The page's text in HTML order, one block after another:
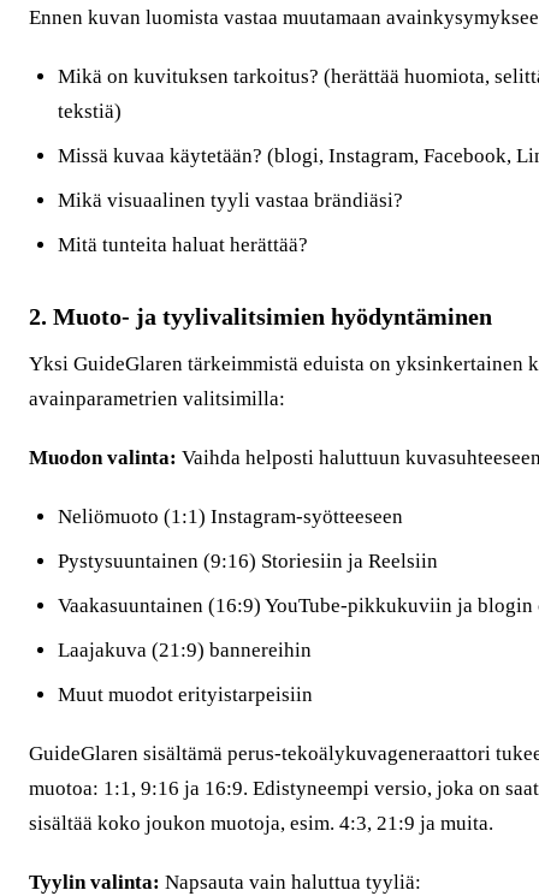
Ennen kuvan luomista vastaa muutamaan
Mikä on kuvituksen tarkoitus? (herättää huomiota,
tekstiä)
Missä kuvaa käytetään? (blogi, Instagram, Facebook,
Mikä visuaalinen tyyli vastaa brändiäsi?
Mitä tunteita haluat herättää?
2. Muoto- ja tyylivalitsimien hyödyntäminen
Yksi GuideGlaren tärkeimmistä eduista on yksinkertainen
avainparametrien valitsimilla:
Muodon valinta: Vaihda helposti haluttuun
Neliömuoto (1:1) Instagram-syötteeseen
Pystysuuntainen (9:16) Storiesiin ja Reelsiin
Vaakasuuntainen (16:9) YouTube-pikkukuviin ja
Laajakuva (21:9) bannereihin
Muut muodot erityistarpeisiin
GuideGlaren sisältämä perus-tekoälykuvageneraattori
muotoa: 1:1, 9:16 ja 16:9. Edistyneempi versio, joka on
sisältää koko joukon muotoja, esim. 4:3, 21:9 ja muita.
Tyylin valinta: Napsauta vain haluttua tyyliä: